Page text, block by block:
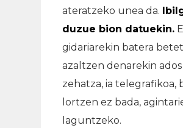
ateratzeko unea da.
duzue bion datuekin.
gidariarekin batera
azaltzen denarekin
zehatza, ia
lortzen ez bada,
laguntzeko.